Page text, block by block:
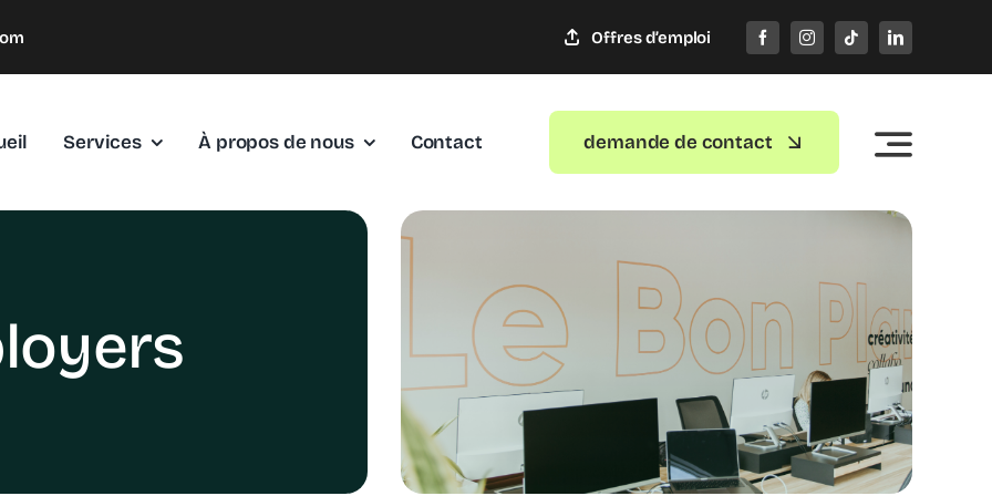
Offres d’emploi
Services À propos de nous Contact demande de contact